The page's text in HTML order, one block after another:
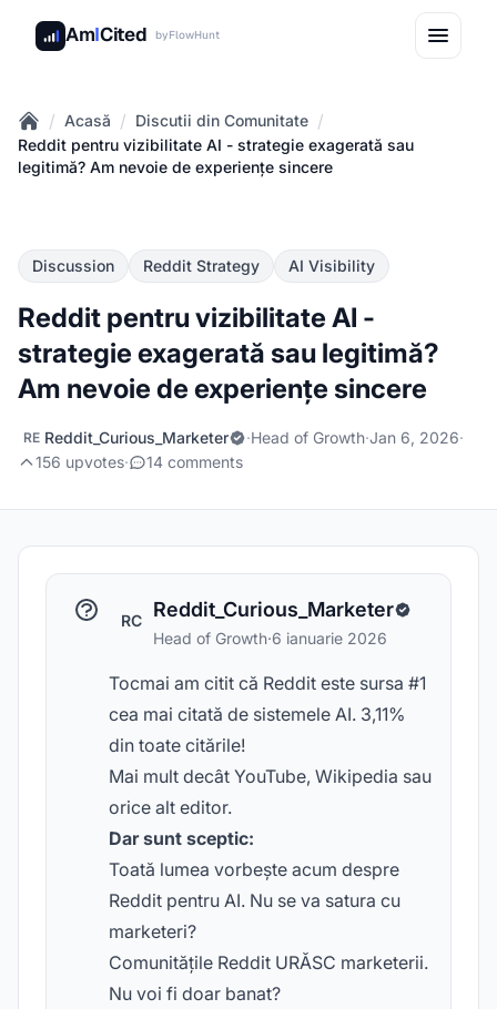
AmICited byFlowHunt
Home
/ Acasă / Discutii din Comunitate /
Reddit pentru vizibilitate AI - strategie exagerată sau
legitimă? Am nevoie de experiențe sincere
Discussion Reddit Strategy AI Visibility
Reddit pentru vizibilitate AI -
strategie exagerată sau legitimă?
Am nevoie de experiențe sincere
RE Reddit_Curious_Marketer ·Head of Growth·Jan 6, 2026·
156 upvotes· 14 comments
RC Reddit_Curious_Marketer
Head of Growth·6 ianuarie 2026
Tocmai am citit că Reddit este sursa #1
cea mai citată de sistemele AI. 3,11%
din toate citările!
Mai mult decât YouTube, Wikipedia sau
orice alt editor.
Dar sunt sceptic:
Toată lumea vorbește acum despre
Reddit pentru AI. Nu se va satura cu
marketeri?
Comunitățile Reddit URĂSC marketerii.
Nu voi fi doar banat?